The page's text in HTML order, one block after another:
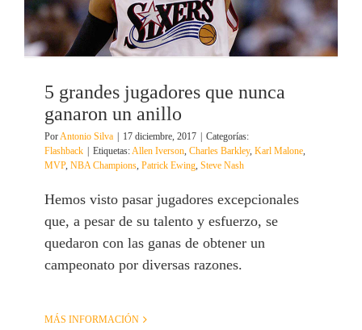
5 grandes jugadores que nunca
ganaron un anillo
PorAntonio Silva 17 diciembre, 2017
Categorías:
Flashback
Etiquetas:Allen Iverson, Charles Barkley, Karl Malone,
MVP, NBA Champions, Patrick Ewing, Steve Nash
Hemos visto pasar jugadores excepcionales
que, a pesar de su talento y esfuerzo, se
quedaron con las ganas de obtener un
campeonato por diversas razones.
MÁS INFORMACIÓN